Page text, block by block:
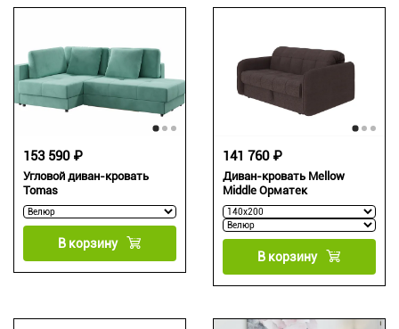
Угловой диван-кровать
Tomas
153 590 ₽
В корзину
Диван-кровать Mellow
Middle Орматек
141 760 ₽
В корзину